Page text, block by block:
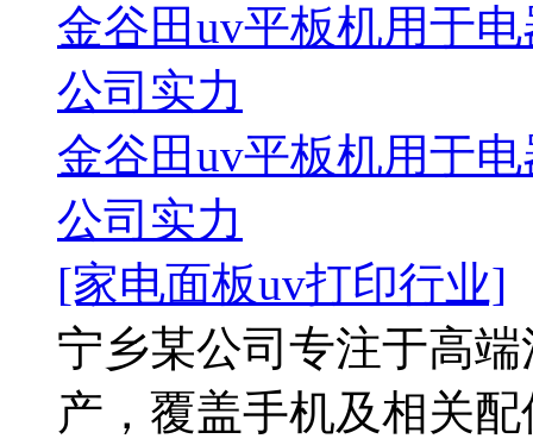
金谷田uv平板机用于
公司实力
金谷田uv平板机用于
公司实力
[家电面板uv打印行业]
宁乡某公司专注于高
产，覆盖手机及相关